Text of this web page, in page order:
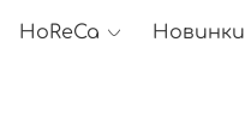
HoReCa Новинки